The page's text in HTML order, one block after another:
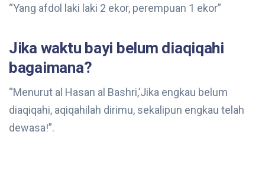
“Yang afdol laki laki 2 ekor, perempuan 1 ekor”
Jika waktu bayi belum diaqiqahi
bagaimana?
“Menurut al Hasan al Bashri,’Jika engkau belum
diaqiqahi, aqiqahilah dirimu, sekalipun engkau telah
dewasa!”.